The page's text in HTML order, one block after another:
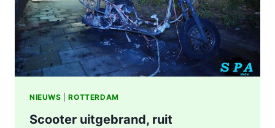
IN
ROTTERDAM
NIEUWS |ROTTERDAM
Scooter uitgebrand, ruit